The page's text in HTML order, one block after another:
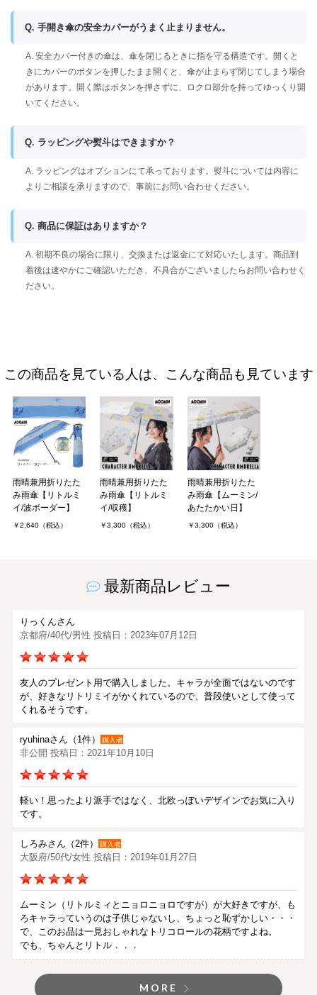
Q. 手開き傘の安全カバーがうまく止まりません。
A. 安全カバー付きの傘は、傘を閉じるときに指を守る構造です。開くと
きにカバーのボタンを押したまま開くと、傘が止まらず閉じてしまう場合
があります。開く際はボタンを押さずに、ロクロ部分を持ってゆっくり開
いてください。
Q. ラッピングや熨斗はできますか？
A. ラッピングはオプションにて承っております。熨斗については内容に
よりご相談を承りますので、事前にお問い合わせください。
Q. 商品に保証はありますか？
A. 初期不良の場合に限り、交換または返金にて対応いたします。商品到
着後は速やかにご確認いただき、不具合がございましたらお問い合わせく
ださい。
この商品を見ている人は、こんな商品も見ています
雨晴兼用折りたた
み雨傘【リトルミ
イ/波ボーダー】
￥2,640（税込）
雨晴兼用折りたた
み雨傘【リトルミ
イ/収穫】
￥3,300（税込）
雨晴兼用折りたた
み雨傘【ムーミン/
あたたかい日】
￥3,300（税込）
最新商品レビュー
りっくんさん
京都府/40代/男性 投稿日：2023年07月12日
友人のプレゼント用で購入しました。キャラが全面ではないのです
が、好きなリトリミイがかくれているので、普段使いとして使って
くれるそうです。
ryuhinaさん（1件） 購入者
非公開 投稿日：2021年10月10日
軽い！思ったより派手ではなく、北欧っぽいデザインでお気に入り
です。
しろみさん（2件） 購入者
大阪府/50代/女性 投稿日：2019年01月27日
ムーミン（リトルミィとニョロニョロですが）が大好きですが、も
ろキャラっていうのは子供じゃないし、ちょっと恥ずかしい・・・
で、このお品は一見おしゃれなトリコロールの花柄ですよね。
でも、ちゃんとリトル．．．
MORE